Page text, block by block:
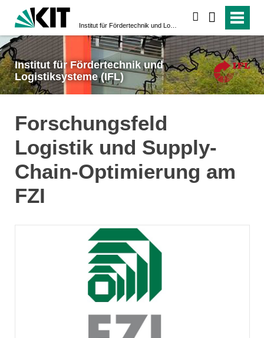
Institut für Fördertechnik und
Logistiksysteme (IFL)
Forschungsfeld
Logistik und Supply-
Chain-Optimierung am
FZI